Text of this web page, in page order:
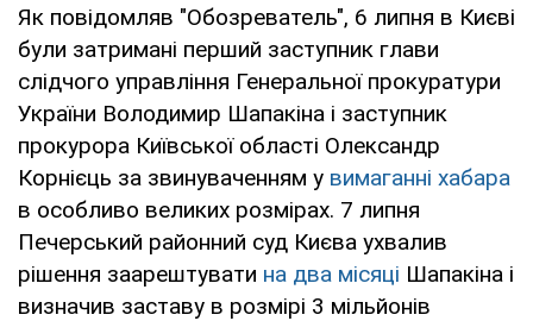
Як повідомляв "Обозреватель", 6 липня в Києві
були затримані перший заступник глави
слідчого управління Генеральної прокуратури
України Володимир Шапакіна і заступник
прокурора Київської області Олександр
Корнієць за звинуваченням у вимаганні хабара
в особливо великих розмірах. 7 липня
Печерський районний суд Києва ухвалив
рішення заарештувати на два місяці Шапакіна і
визначив заставу в розмірі 3 мільйонів